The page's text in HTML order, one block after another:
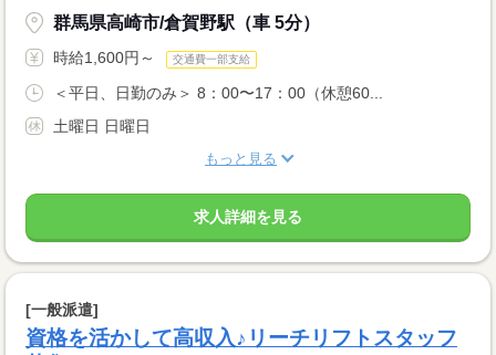
群馬県高崎市/倉賀野駅（車 5分）
時給1,600円～ 交通費一部支給
＜平日、日勤のみ＞ 8：00〜17：00（休憩60...
土曜日 日曜日
もっと見る
求人詳細を見る
[一般派遣]
資格を活かして高収入♪リーチリフトスタッフ